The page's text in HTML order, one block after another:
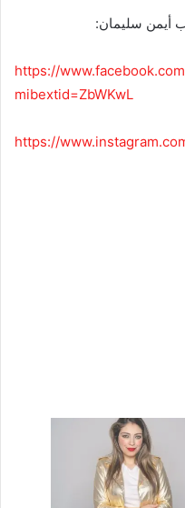
أيمن سليمان:
https://
mibextid=ZbWKwL
https://